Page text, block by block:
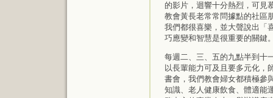
的影片，迴響十分熱烈，可見
教會黃長老常常問據點的社區
我們都很喜樂，並大聲說出「
巧應變和智慧是很重要的關鍵
每週二、三、五的九點半到十
以長輩能力可及且要多元化，
書會，我們教會婦女都積極參
知識、老人健康飲食、體適能